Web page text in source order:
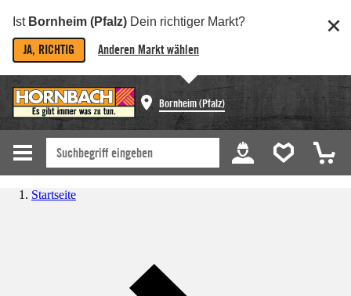
Ist Bornheim (Pfalz) Dein richtiger Markt?
JA, RICHTIG Anderen Markt wählen
Bornheim (Pfalz)
Startseite